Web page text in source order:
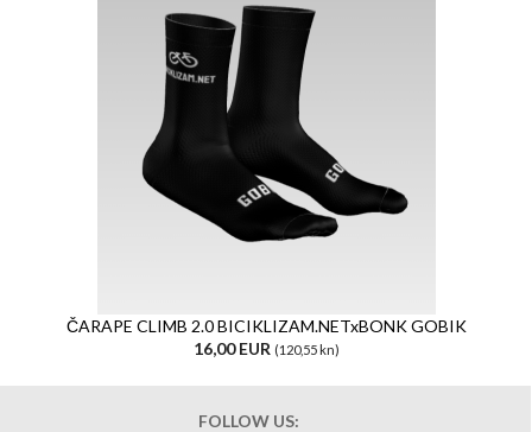
ČARAPE CLIMB 2.0 BICIKLIZAM.NETxBONK GOBIK
16,00 EUR (120,55 kn)
FOLLOW US: